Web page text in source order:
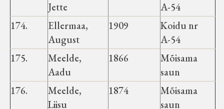
Jette
A-54
174.
Ellermaa,
August
1909
Koidu nr
A-54
175.
Meelde,
Aadu
1866
Mõisama
saun
176.
Meelde,
Liisu
1874
Mõisama
saun